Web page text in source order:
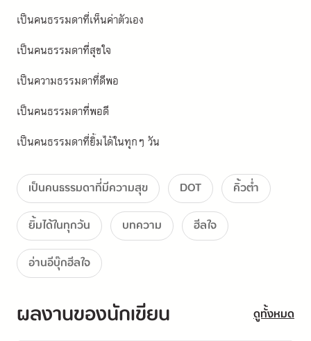
เป็นคนธรรมดาที่เห็นค่าตัวเอง
เป็นคนธรรมดาที่สุขใจ
เป็นความธรรมดาที่ดีพอ
เป็นคนธรรมดาที่พอดี
เป็นคนธรรมดาที่ยิ้มได้ในทุกๆ วัน
เป็นคนธรรมดาที่มีความสุข DOT
คิ้วต่ำ
ยิ้มได้ในทุกวัน
บทความ
ฮีลใจ
อ่านอีบุ๊กฮีลใจ
ผลงานของนักเขียน ดูทั้งหมด